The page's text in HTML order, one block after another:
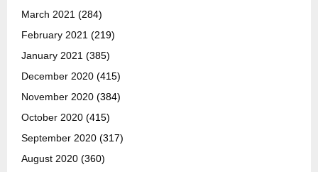
March 2021 (284)
February 2021 (219)
January 2021 (385)
December 2020 (415)
November 2020 (384)
October 2020 (415)
September 2020 (317)
August 2020 (360)